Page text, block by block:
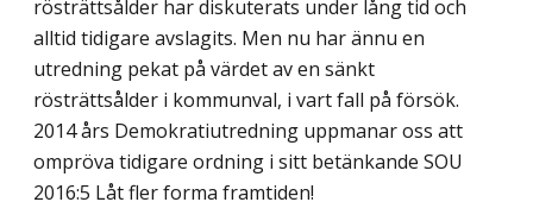
rösträttsålder har diskuterats under lång tid och
alltid tidigare avslagits. Men nu har ännu en
utredning pekat på värdet av en sänkt
rösträttsålder i kommunval, i vart fall på försök.
2014 års Demokratiutredning uppmanar oss att
ompröva tidigare ordning i sitt betänkande SOU
2016:5 Låt fler forma framtiden!